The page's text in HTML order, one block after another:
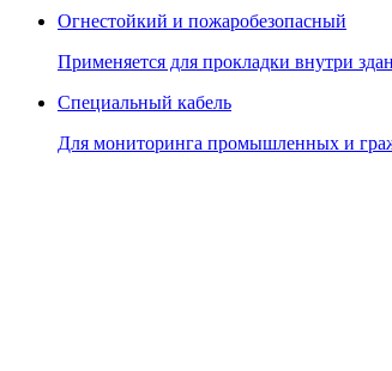
Огнестойкий и пожаробезопасный
Применяется для прокладки внутри
Специальный кабель
Для мониторинга промышленных и